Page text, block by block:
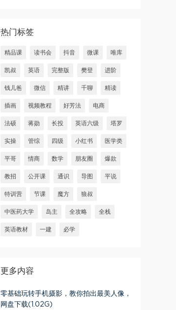
热门标签
精品课 读书会 抖音 微课 唯库
凯叔 英语 完整版 樊登 进阶
钱儿爸 微信 精讲 千聊 精读
插画 视频教程 好芳法 电商
法硕 蒋勋 长投 英语六级 塔罗
实操 管综 四级 小红书 医学类
平哥 情商 数学 朋友圈 爆款
教招 公开课 通识 导图 平说
特训营 节课 魔方 狼叔
中医药大学 岛主 全攻略 全栈
英语教材 一建 必学
更多内容
零基础玩转手机摄影，教你拍出最美人像，
网盘下载(1.02G)